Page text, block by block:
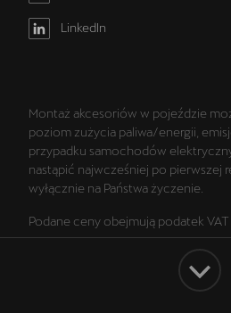
LinkedIn
Montaż akcesoriów w pojeździe
poziom zużycia paliwa/energii,
przypadku samochodów
nastąpić najwcześniej po pierwszej
wyłącznie na Państwa życzenie.
Podane ceny obejmują podatek VAT
Wszelkie prezentowane informacje,
wykresy, specyfikacje, opisy,
nie stanowią oferty w rozumieniu